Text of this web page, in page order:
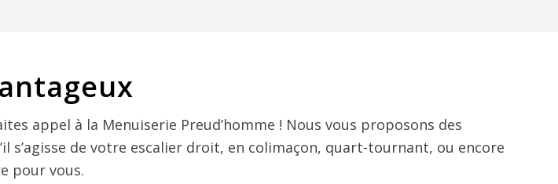
appel à la Menuiserie Preud’homme ! Nous vous proposons des
s’agisse de votre escalier droit, en colimaçon, quart-tournant, ou encore
pour vous.